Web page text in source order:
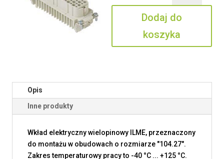
64
Dodaj do
koszyka
Opis
Inne produkty
Wkład elektryczny wielopinowy ILME, przeznaczony
do montażu w obudowach o rozmiarze "104.27".
Zakres temperaturowy pracy to -40 °C ... +125 °C.